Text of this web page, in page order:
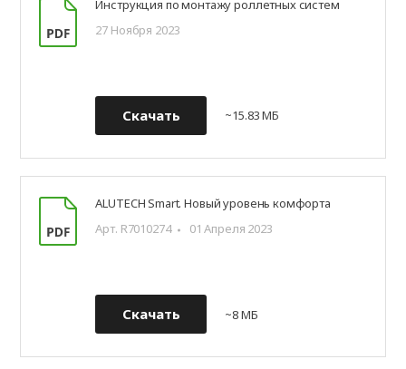
Инструкция по монтажу роллетных систем
27 Ноября 2023
Скачать ~15.83 МБ
ALUTECH Smart. Новый уровень комфорта
Арт. R7010274
01 Апреля 2023
Скачать ~8 МБ